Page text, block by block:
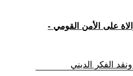
على الأمن القومي -
الفكر الديني